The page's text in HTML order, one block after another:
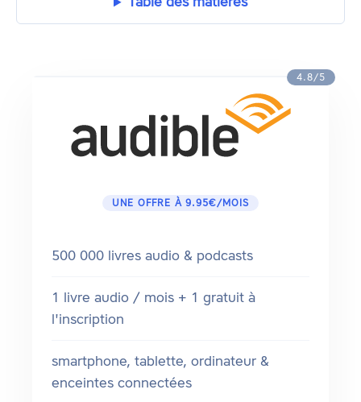
4.8/5
UNE OFFRE À 9.95€/MOIS
500 000 livres audio & podcasts
1 livre audio / mois + 1 gratuit à
l'inscription
smartphone, tablette, ordinateur &
enceintes connectées